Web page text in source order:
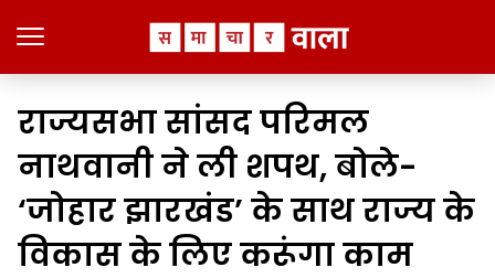
राज्यसभा सांसद परिमल
नाथवानी ने ली शपथ, बोले-
‘जोहार झारखंड’ के साथ राज्य के
विकास के लिए करूंगा काम